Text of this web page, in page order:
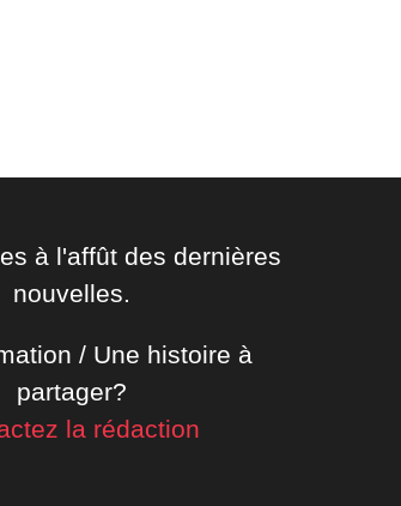
à l'affût des dernières
nouvelles.
/ Une histoire à
partager?
la rédaction